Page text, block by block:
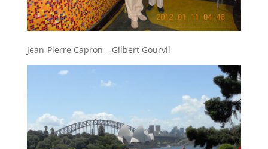
Jean-Pierre Capron – Gilbert Gourvil